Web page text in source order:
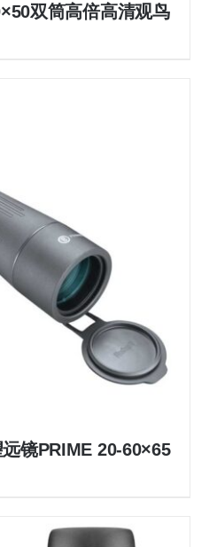
双筒高倍高清观鸟
镜PRIME 20-60×65